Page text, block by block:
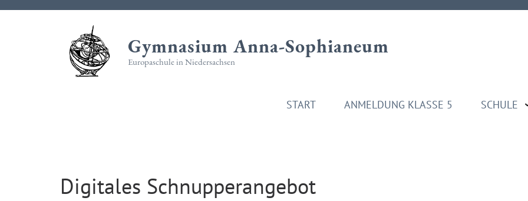
Zum
Gymnasium Anna-Sophianeum
Europaschule in Niedersachsen
START ANMELDUNG KLASSE 5 SCHULE
Digitales Schnupperangebot